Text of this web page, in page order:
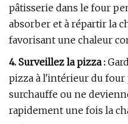
pâtisserie dans le four
absorber et à répartir la
favorisant une chaleur
4. Surveillez la pizza :
pizza à l'intérieur du
surchauffe ou ne
rapidement une fois la